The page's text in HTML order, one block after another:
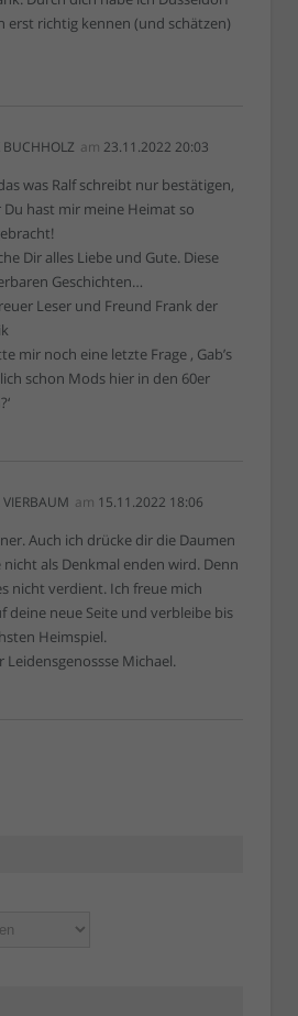
erst richtig kennen (und schätzen)
BUCHHOLZ am 23.11.2022 20:03
was Ralf schreibt nur bestätigen,
Du hast mir meine Heimat so
Dir alles Liebe und Gute. Diese
Geschichten…
Leser und Freund Frank der
mir noch eine letzte Frage ‚ Gab’s
schon Mods hier in den 60er
am 15.11.2022 18:06
Auch ich drücke dir die Daumen
nicht als Denkmal enden wird. Denn
nicht verdient. Ich freue mich
deine neue Seite und verbleibe bis
Heimspiel.
Leidensgenossse Michael.